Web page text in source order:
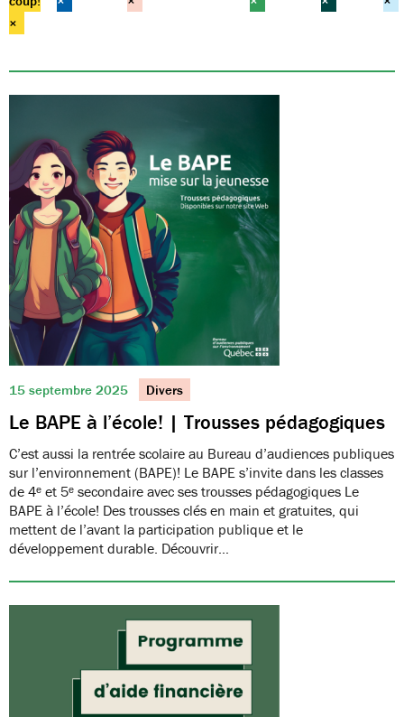
15 septembre 2025 Divers
Le BAPE à l’école! | Trousses pédagogiques
C’est aussi la rentrée scolaire au Bureau d’audiences publiques
sur l’environnement (BAPE)! Le BAPE s’invite dans les classes
de 4ᵉ et 5ᵉ secondaire avec ses trousses pédagogiques Le
BAPE à l’école! Des trousses clés en main et gratuites, qui
mettent de l’avant la participation publique et le
développement durable. Découvrir…
×